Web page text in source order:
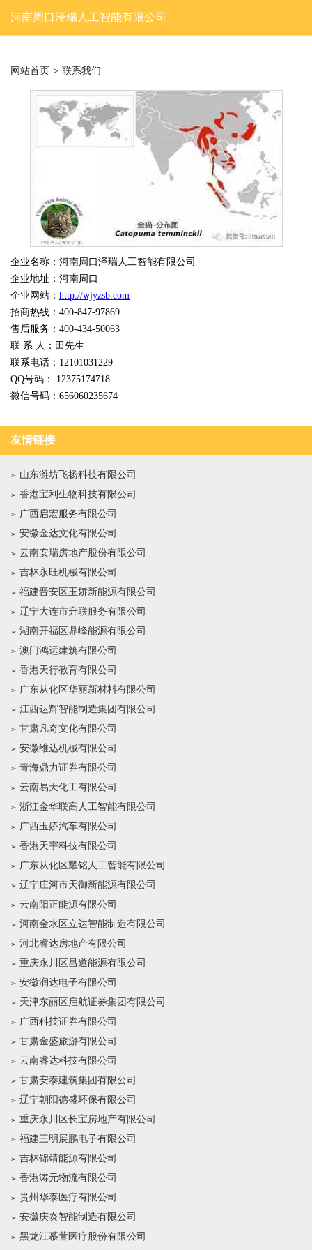
河南周口泽瑞人工智能有限公司
网站首页 > 联系我们
企业名称：河南周口泽瑞人工智能有限公司
企业地址：河南周口
企业网站： http://wjyzsb.com
招商热线：400-847-97869
售后服务：400-434-50063
联 系 人：田先生
联系电话：12101031229
QQ号码： 12375174718
微信号码：656060235674
友情链接
山东潍坊飞扬科技有限公司
香港宝利生物科技有限公司
广西启宏服务有限公司
安徽金达文化有限公司
云南安瑞房地产股份有限公司
吉林永旺机械有限公司
福建晋安区玉娇新能源有限公司
辽宁大连市升联服务有限公司
湖南开福区鼎峰能源有限公司
澳门鸿运建筑有限公司
香港天行教育有限公司
广东从化区华丽新材料有限公司
江西达辉智能制造集团有限公司
甘肃凡奇文化有限公司
安徽维达机械有限公司
青海鼎力证券有限公司
云南易天化工有限公司
浙江金华联高人工智能有限公司
广西玉娇汽车有限公司
香港天宇科技有限公司
广东从化区耀铭人工智能有限公司
辽宁庄河市天御新能源有限公司
云南阳正能源有限公司
河南金水区立达智能制造有限公司
河北睿达房地产有限公司
重庆永川区昌道能源有限公司
安徽润达电子有限公司
天津东丽区启航证券集团有限公司
广西科技证券有限公司
甘肃金盛旅游有限公司
云南睿达科技有限公司
甘肃安泰建筑集团有限公司
辽宁朝阳德盛环保有限公司
重庆永川区长宝房地产有限公司
福建三明展鹏电子有限公司
吉林锦靖能源有限公司
香港涛元物流有限公司
贵州华泰医疗有限公司
安徽庆炎智能制造有限公司
黑龙江慕萱医疗股份有限公司